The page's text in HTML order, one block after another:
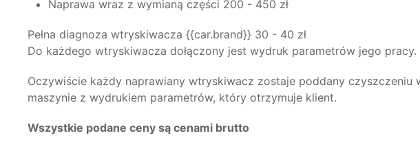
Naprawa wraz z wymianą części 200 - 450 zł
Pełna diagnoza wtryskiwacza {{car.brand}} 30 - 40 zł
Do każdego wtryskiwacza dołączony jest wydruk parametrów jego pracy.
Oczywiście każdy naprawiany wtryskiwacz zostaje poddany
maszynie z wydrukiem parametrów, który otrzymuje klient.
Wszystkie podane ceny są cenami brutto